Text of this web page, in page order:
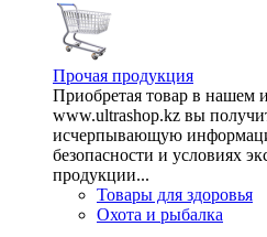
Прочая продукция
Приобретая товар в нашем
www.ultrashop.kz вы
исчерпывающую
безопасности и условиях
продукции...
Товары для здоровья
Охота и рыбалка